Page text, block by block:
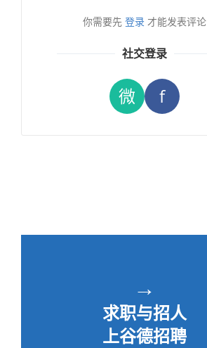
你需要先 登录 才能发表评论
社交登录
微 f
→
求职与招人
上谷德招聘